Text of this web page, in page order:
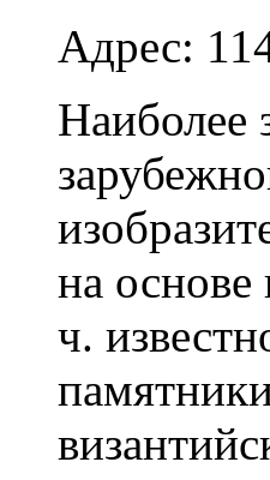
Адрес:
Наиболее
на основе
ч.